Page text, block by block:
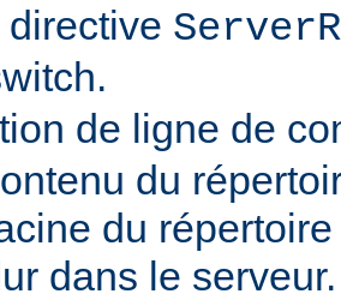
directive
de ligne de
du
du
dans le serveur.